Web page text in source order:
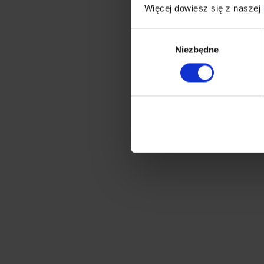
Więcej dowiesz się z naszej
Niezbędne